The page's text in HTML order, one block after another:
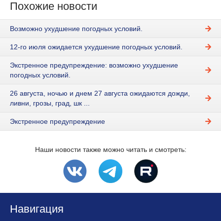
Похожие новости
Возможно ухудшение погодных условий.
12-го июля ожидается ухудшение погодных условий.
Экстренное предупреждение: возможно ухудшение
погодных условий.
26 августа, ночью и днем 27 августа ожидаются дожди,
ливни, грозы, град, шк ...
Экстренное предупреждение
Наши новости также можно читать и смотреть:
Навигация